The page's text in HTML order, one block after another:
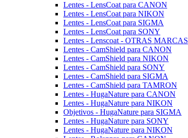
Lentes - LensCoat para CANON
Lentes - LensCoat para NIKON
Lentes - LensCoat para SIGMA
Lentes - LensCoat para SONY
Lentes - Lenscoat - OTRAS MARCAS
Lentes - CamShield para CANON
Lentes - CamShield para NIKON
Lentes - CamShield para SONY
Lentes - CamShield para SIGMA
Lentes - CamShield para TAMRON
Lentes - HugaNature para CANON
Lentes - HugaNature para NIKON
Objetivos - HugaNature para SIGMA
Lentes - HugaNature para SONY
Lentes - HugaNature para NIKON